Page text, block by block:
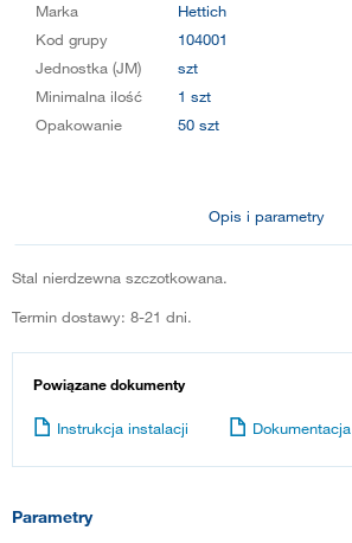
Marka
Hettich
Kod grupy
104001
Jednostka (JM)
szt
Minimalna ilość
1 szt
Opakowanie
50 szt
Opis i parametry
Stal nierdzewna szczotkowana.
Termin dostawy: 8-21 dni.
Powiązane dokumenty
Instrukcja instalacji Dokumentacja
Parametry